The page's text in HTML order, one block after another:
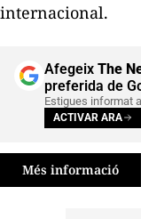
internacional.
Afegeix The
preferida de
Estigues informat
ACTIVAR ARA
Més informació